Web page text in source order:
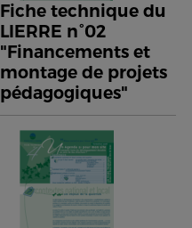
Fiche technique du
LIERRE n°02
"Financements et
montage de projets
pédagogiques"